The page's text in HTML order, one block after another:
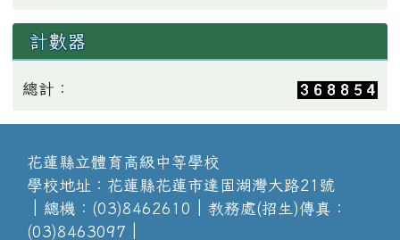
計數器
總計：
花蓮縣立體育高級中等學校
學校地址：花蓮縣花蓮市達固湖灣大路21號
│總機：(03)8462610│教務處(招生)傳真：
(03)8463097│